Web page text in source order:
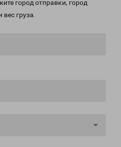
город отправки, город
груза.